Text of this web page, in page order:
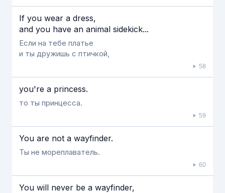
If you wear a dress,
and you have an animal sidekick...
Если на тебе платье
и ты дружишь с птичкой,
58
you're a princess.
то ты принцесса.
59
You are not a wayfinder.
Ты не мореплаватель.
60
You will never be a wayfinder,